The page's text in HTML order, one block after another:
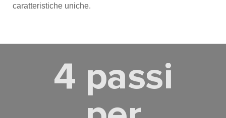
caratteristiche uniche.
4 passi